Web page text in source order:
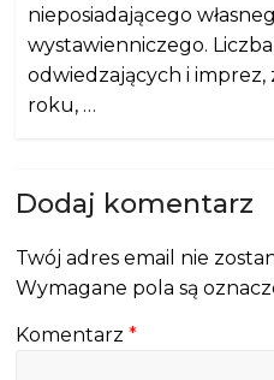
nieposiadającego
wystawienniczego.
odwiedzających i imprez,
roku, …
Dodaj komentarz
Twój adres email nie
Wymagane pola są
Komentarz*